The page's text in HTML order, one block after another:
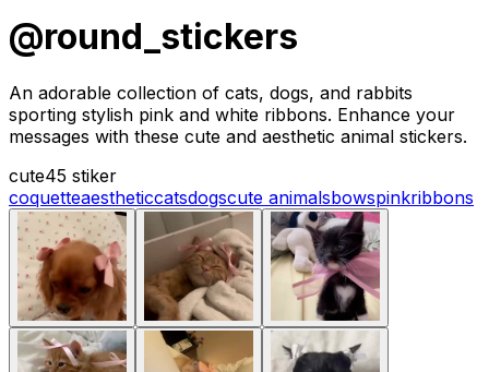
@round_stickers
An adorable collection of cats, dogs, and rabbits
sporting stylish pink and white ribbons. Enhance your
messages with these cute and aesthetic animal stickers.
cute45 stiker
coquetteaestheticcatsdogscute animalsbowspinkribbons